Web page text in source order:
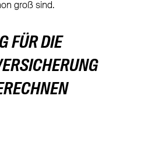
groß sind.
FÜR DIE